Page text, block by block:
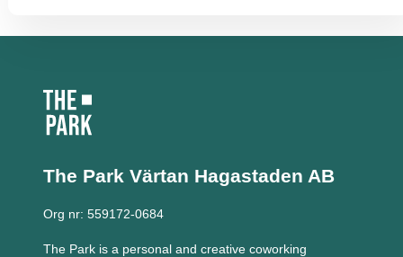
The Park Värtan Hagastaden AB
Org nr: 559172-0684
The Park is a personal and creative coworking